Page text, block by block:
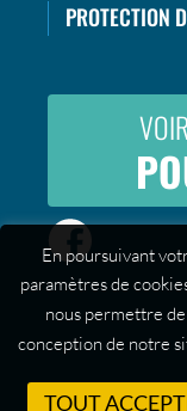
PROTECTION
En poursuivant
paramètres de
nous permettre
conception de notre
TOUT